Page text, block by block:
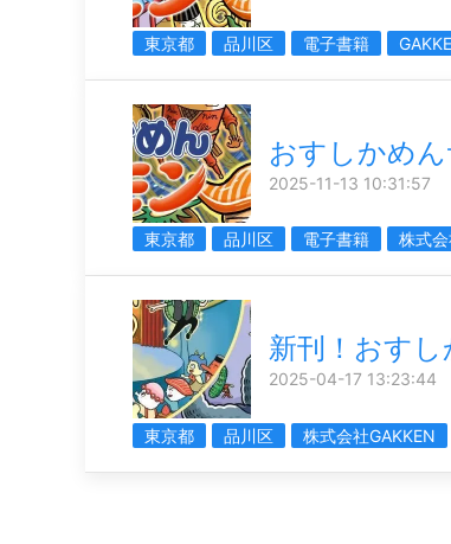
東京都 品川区 電子書籍
おすしかめん
2025-11-13 10:31:57
東京都 品川区 電子書籍 株式
新刊！おすし
2025-04-17 13:23:44
東京都 品川区 株式会社GAKKEN